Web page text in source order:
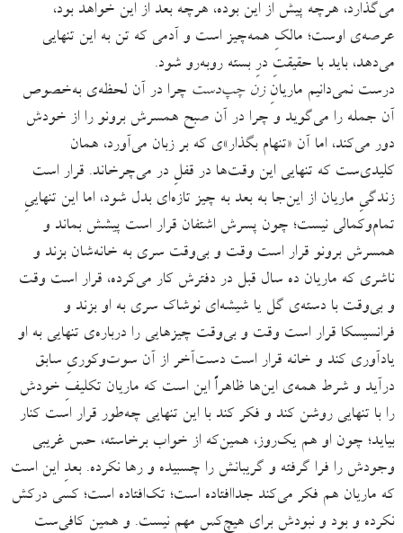
می‌گذارد، هر‌چه پیش از این بوده، هر‌چه بعد از این خواهد بود،
عرصه‌ی اوست؛ مالکِ همه‌چیز است و آدمی که تن به این تنهایی
می‌دهد، باید با حقیقتِ درِ بسته روبه‌رو شود.
درست نمی‌دانیم ماریانِزن چپ‌دست چرا در آن لحظه‌ی به‌خصوص
آن جمله را می‌گوید و چرا در آن صبح همسرش برونو را از خودش
دور می‌کند، اما آن «تنهام بگذار»ی که بر زبان می‌آورد، همان
کلیدی‌ست که تنهایی این وقت‌ها در قفلِ در می‌چرخاند. قرار است
زندگیِ ماریان از این‌جا به بعد به چیز تازه‌ای بدل شود، اما این تنهاییِ
تمام‌وکمالی نیست؛ چون پسرش اشتفان قرار است پیشش بماند و
همسرش برونو قرار است وقت و بی‌وقت سری به خانه‌شان بزند و
ناشری که ماریان ده سال قبل در دفترش کار می‌کرده، قرار است وقت
و بی‌وقت با دسته‌ی گل یا شیشه‌ای نوشاک سری به او بزند و
فرانسیسکا قرار است وقت و بی‌وقت چیزهایی را درباره‌ی تنهایی به او
یادآوری کند و خانه قرار است دست‌آخر از آن سوت‌وکوریِ سابق
درآید و شرط همه‌ی این‌ها ظاهراً این است که ماریان تکلیفِ خودش
را با تنهایی روشن کند و فکر کند با این تنهایی چه‌طور قرار است کنار
بیاید؛ چون او هم یک‌روز، همین‌که از خواب برخاسته، حس غریبی
وجودش را فرا گرفته و گریبانش را ‌چسبیده و رها نکرده. بعدِ این است
که ماریان هم فکر می‌کند جداافتاده‌ است؛ تک‌افتاده است؛ کسی درکش
نکرده و بود و نبودش برای هیچ‌کس مهم نیست. و همین کافی‌ست